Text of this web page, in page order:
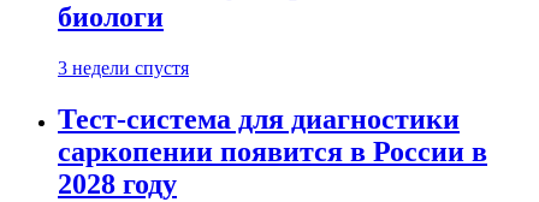
биологи
3 недели спустя
Тест-система для диагностики
саркопении появится в России в
2028 году